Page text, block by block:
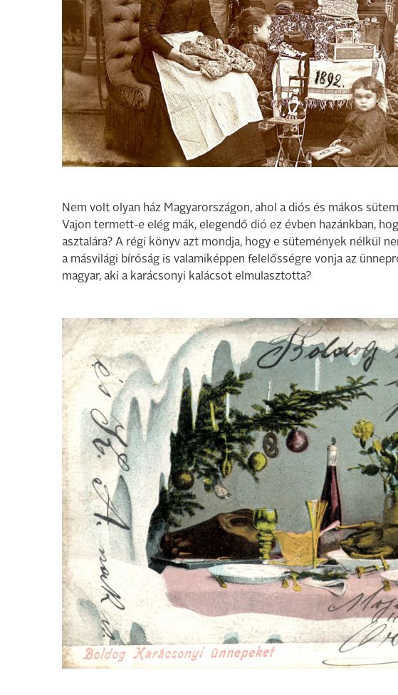
Nem volt olyan ház Magyarországon, ahol a diós és mákos
Vajon termett-e elég mák, elegendő dió ez évben hazánkban,
asztalára? A régi könyv azt mondja, hogy e sütemények nélkül
a másvilági bíróság is valamiképpen felelősségre vonja az
magyar, aki a karácsonyi kalácsot elmulasztotta?